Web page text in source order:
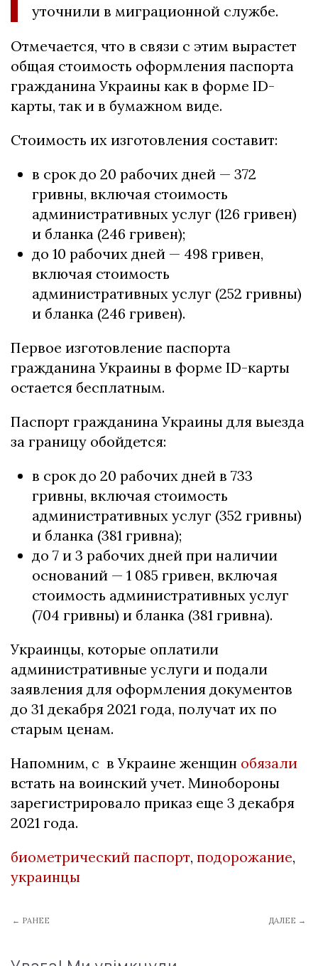
уточнили в миграционной службе.
Отмечается, что в связи с этим вырастет
общая стоимость оформления паспорта
гражданина Украины как в форме ID-
карты, так и в бумажном виде.
Стоимость их изготовления составит:
в срок до 20 рабочих дней — 372
гривны, включая стоимость
административных услуг (126 гривен)
и бланка (246 гривен);
до 10 рабочих дней — 498 гривен,
включая стоимость
административных услуг (252 гривны)
и бланка (246 гривен).
Первое изготовление паспорта
гражданина Украины в форме ID-карты
остается бесплатным.
Паспорт гражданина Украины для выезда
за границу обойдется:
в срок до 20 рабочих дней в 733
гривны, включая стоимость
административных услуг (352 гривны)
и бланка (381 гривна);
до 7 и 3 рабочих дней при наличии
оснований — 1 085 гривен, включая
стоимость административных услуг
(704 гривны) и бланка (381 гривна).
Украинцы, которые оплатили
административные услуги и подали
заявления для оформления документов
до 31 декабря 2021 года, получат их по
старым ценам.
Напомним, с в Украине женщин обязали
встать на воинский учет. Минобороны
зарегистрировало приказ еще 3 декабря
2021 года.
биометрический паспорт, подорожание,
украинцы
← РАНЕЕ ДАЛЕЕ →